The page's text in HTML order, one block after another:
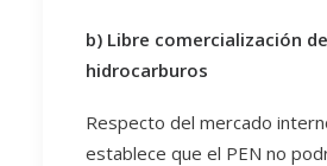
b) Libre comercialización de
hidrocarburos
Respecto del mercado
establece que el PEN no